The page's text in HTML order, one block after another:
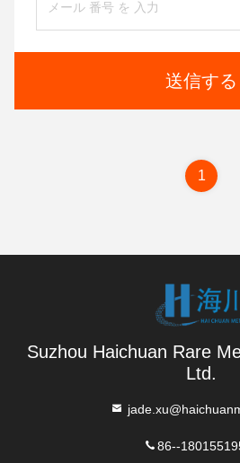
送信する
1
Suzhou Haichuan Rare
Ltd.
86--